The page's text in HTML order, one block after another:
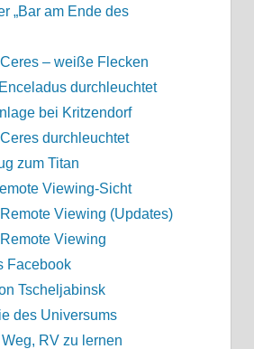
„Bar am Ende des
– weiße Flecken
durchleuchtet
bei Kritzendorf
durchleuchtet
zum Titan
Viewing-Sicht
Viewing (Updates)
Viewing
Facebook
Tscheljabinsk
des Universums
RV zu lernen